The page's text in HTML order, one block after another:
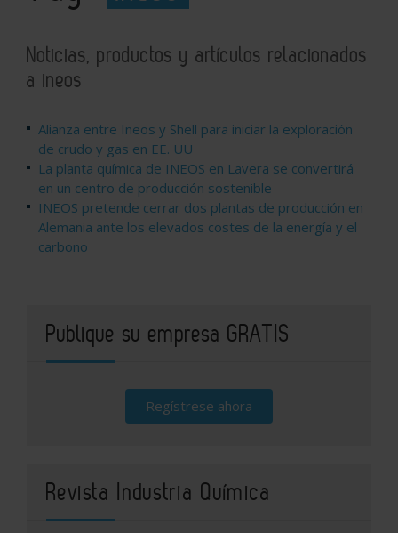
Noticias, productos y artículos relacionados
a ineos
Alianza entre Ineos y Shell para iniciar la exploración
de crudo y gas en EE. UU
La planta química de INEOS en Lavera se convertirá
en un centro de producción sostenible
INEOS pretende cerrar dos plantas de producción en
Alemania ante los elevados costes de la energía y el
carbono
Publique su empresa GRATIS
Regístrese ahora
Revista Industria Química